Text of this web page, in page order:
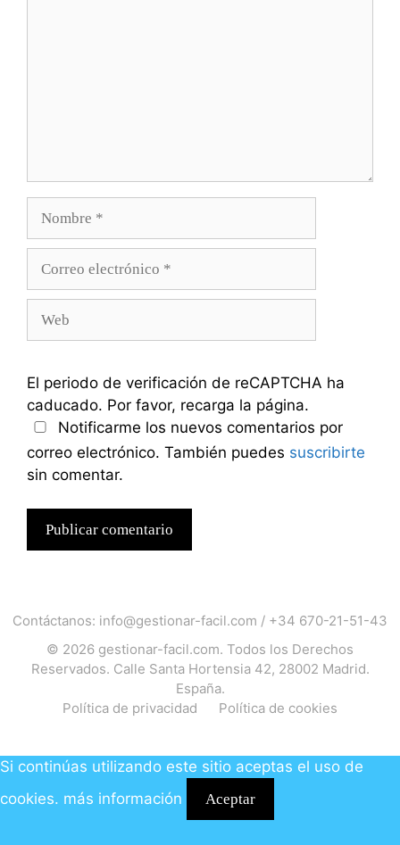
electrónico
El periodo de verificación de reCAPTCHA ha
caducado. Por favor, recarga la página.
Notificarme los nuevos comentarios por
correo electrónico. También puedes suscribirte
sin comentar.
Contáctanos: info@gestionar-facil.com / +34 670-21-51-43
© 2026 gestionar-facil.com. Todos los Derechos
Reservados. Calle Santa Hortensia 42, 28002 Madrid.
España.
Política de privacidad
Política de cookies
Si continúas utilizando este sitio aceptas el uso de
cookies. más información Aceptar